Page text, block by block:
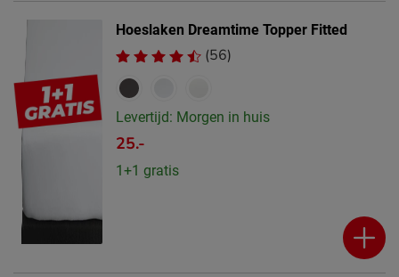
Hoeslaken Dreamtime Topper Fitted
(56)
Levertijd: Morgen in huis
25.-
1+1 gratis